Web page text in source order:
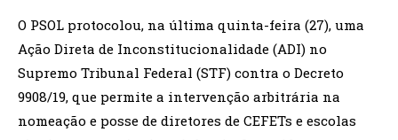
O PSOL protocolou, na última quinta-feira (27), uma
Ação Direta de Inconstitucionalidade (ADI) no
Supremo Tribunal Federal (STF) contra o Decreto
9908/19, que permite a intervenção arbitrária na
nomeação e posse de diretores de CEFETs e escolas